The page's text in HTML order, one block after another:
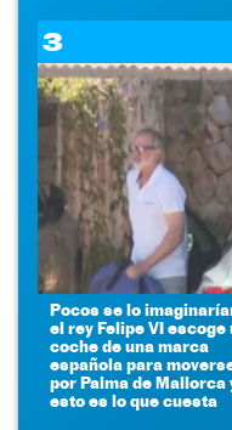
3
Pocos se lo
el rey Felipe VI escoge
coche de una marca
española para
por Palma de Mallorca
esto es lo que cuesta